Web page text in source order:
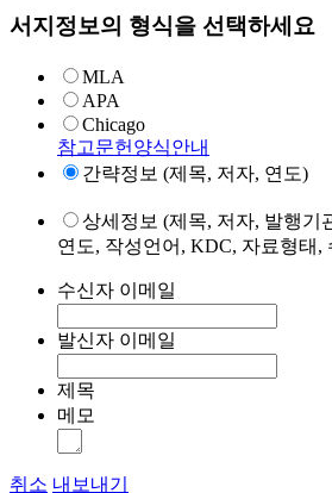
서지정보의 형식을 선택하세요
MLA
APA
Chicago
참고문헌양식안내
간략정보 (제목, 저자, 연도)
상세정보 (제목, 저자, 발행기
연도, 작성언어, KDC, 자료형태,
수신자 이메일
발신자 이메일
제목
메모
취소 내보내기